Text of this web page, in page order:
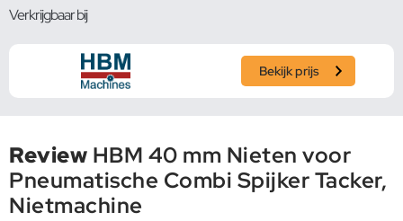
Verkrijgbaar bij
Bekijk prijs
Review HBM 40 mm Nieten voor
Pneumatische Combi Spijker Tacker,
Nietmachine